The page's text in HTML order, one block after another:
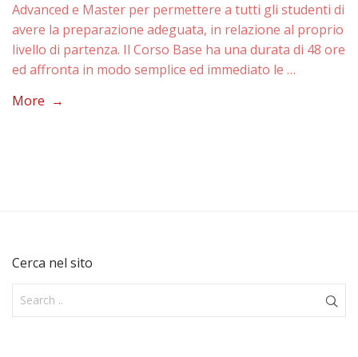
Advanced e Master per permettere a tutti gli studenti di
avere la preparazione adeguata, in relazione al proprio
livello di partenza. Il Corso Base ha una durata di 48 ore
ed affronta in modo semplice ed immediato le …
More →
Cerca nel sito